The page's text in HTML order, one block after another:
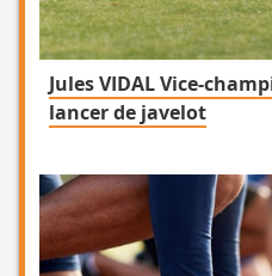
Jules VIDAL Vice-
lancer de javelot